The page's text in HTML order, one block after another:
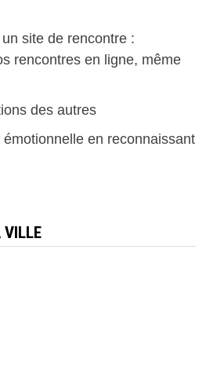
site de rencontre :
rencontres en ligne, même
des autres
en reconnaissant
VILLE